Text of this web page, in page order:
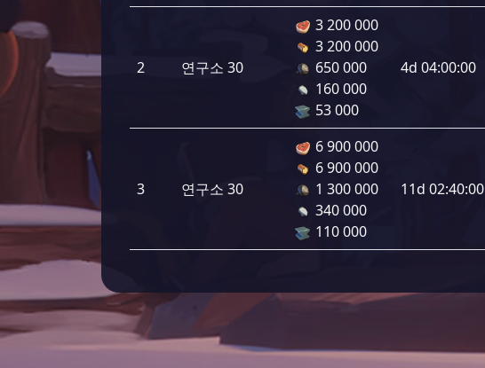
2 연구소 30
3 200 000
3 200 000
650 000
160 000
53 000
4d 04:00:00
3 연구소 30
6 900 000
6 900 000
1 300 000
340 000
110 000
11d 02:40:00